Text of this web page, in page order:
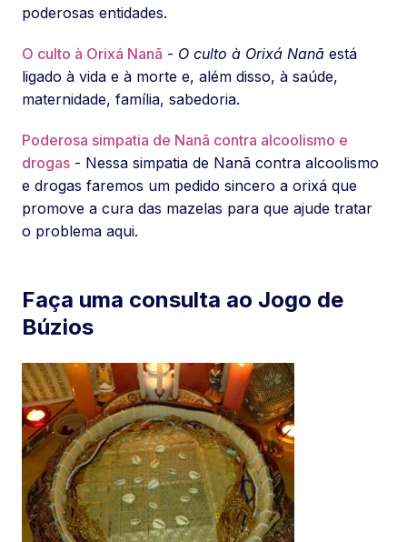
poderosas entidades.
O culto à Orixá Nanã - O culto à Orixá Nanã está
ligado à vida e à morte e, além disso, à saúde,
maternidade, família, sabedoria.
Poderosa simpatia de Nanã contra alcoolismo e
drogas - Nessa simpatia de Nanã contra alcoolismo
e drogas faremos um pedido sincero a orixá que
promove a cura das mazelas para que ajude tratar
o problema aqui.
Faça uma consulta ao Jogo de
Búzios